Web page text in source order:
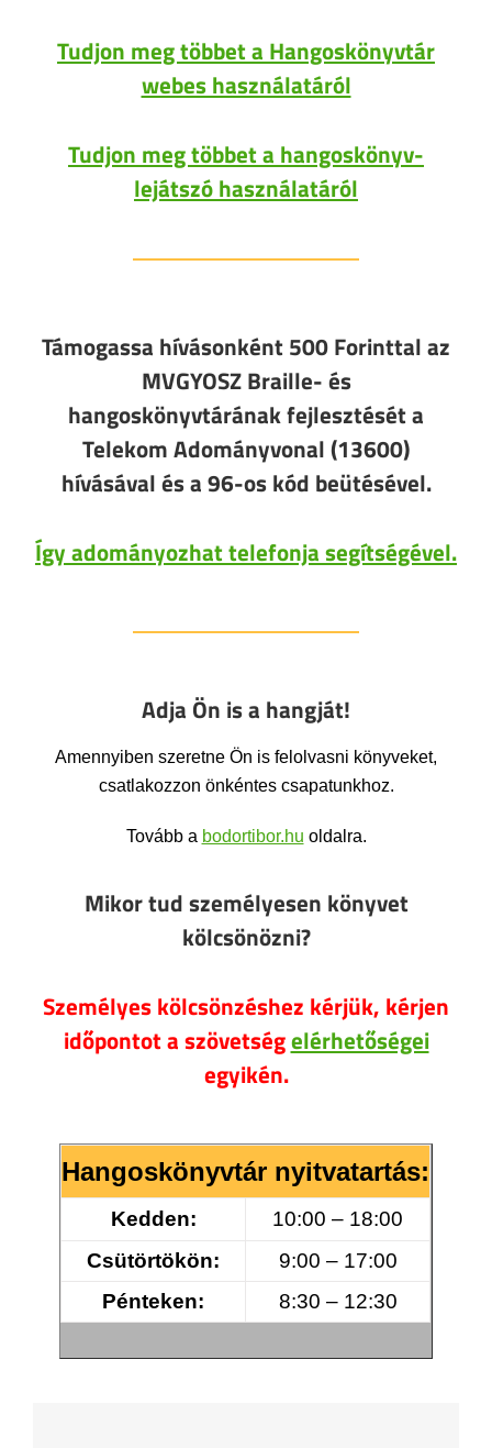
Tudjon meg többet a Hangoskönyvtár
webes használatáról
Tudjon meg többet a hangoskönyv-
lejátszó használatáról
Támogassa hívásonként 500 Forinttal az
MVGYOSZ Braille- és
hangoskönyvtárának fejlesztését a
Telekom Adományvonal (13600)
hívásával és a 96-os kód beütésével.
Így adományozhat telefonja segítségével.
Adja Ön is a hangját!
Amennyiben szeretne Ön is felolvasni könyveket,
csatlakozzon önkéntes csapatunkhoz.
Tovább a bodortibor.hu oldalra.
Mikor tud személyesen könyvet
kölcsönözni?
Személyes kölcsönzéshez kérjük, kérjen
időpontot a szövetségelérhetőségei
egyikén.
Hangoskönyvtár nyitvatartás:
Kedden:
10:00 – 18:00
Csütörtökön:
9:00 – 17:00
Pénteken:
8:30 – 12:30